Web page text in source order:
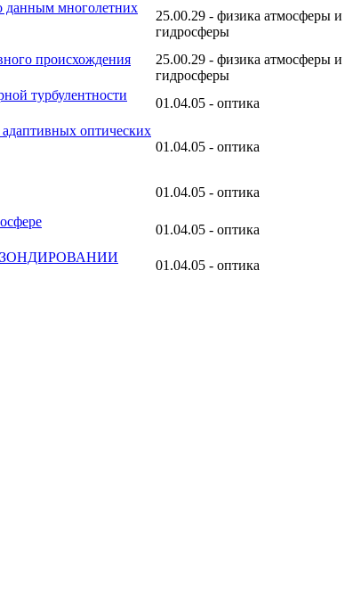
данным многолетних
25.00.29 - физика атмосферы и
гидросферы
происхождения
25.00.29 - физика атмосферы и
гидросферы
турбулентности
01.04.05 - оптика
оптических
01.04.05 - оптика
01.04.05 - оптика
01.04.05 - оптика
01.04.05 - оптика